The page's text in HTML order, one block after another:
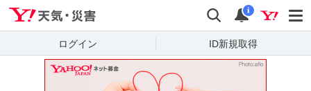
検索 通知
i
ログイン ID新規取得